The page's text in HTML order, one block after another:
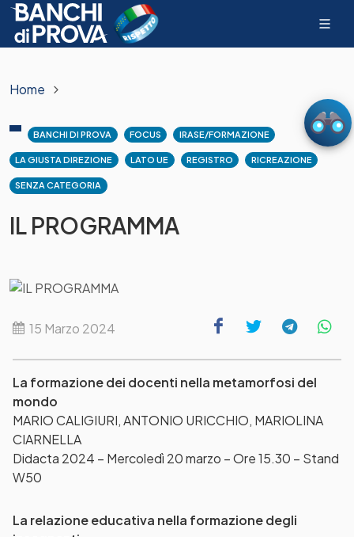
Home
BANCHI DI PROVA FOCUS IRASE/FORMAZIONE
LA GIUSTA DIREZIONE LATO UE REGISTRO RICREAZIONE
SENZA CATEGORIA
IL PROGRAMMA
15 Marzo 2024
La formazione dei docenti nella metamorfosi del
mondo
MARIO CALIGIURI, ANTONIO URICCHIO, MARIOLINA
CIARNELLA
Didacta 2024 – Mercoledì 20 marzo – Ore 15.30 – Stand
W50
La relazione educativa nella formazione degli